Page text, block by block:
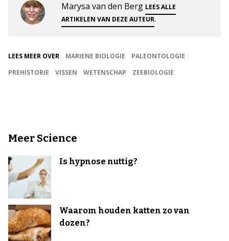
Marysa van den Berg LEES ALLE
ARTIKELEN VAN DEZE AUTEUR.
LEES MEER OVER MARIENE BIOLOGIE
PALEONTOLOGIE
PREHISTORIE
VISSEN WETENSCHAP ZEEBIOLOGIE
Meer Science
Is hypnose nuttig?
Waarom houden katten zo van
dozen?